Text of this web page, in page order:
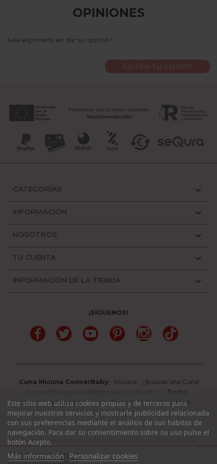
Ver opcionesexpand_more
OPINIONES
Sea el primero en dar su opinión !
Escribe tu opinión
CATEGORÍAS 
INFORMACIÓN 
NOSOTROS 
TU CUENTA 
INFORMACIÓN DE LA TIENDA 
¡SÍGUENOS!
FacebookTwitter YouTube PinterestInstagramTikTok
Cuna Micuna ConverBaby- Micuna - ¿Buscas una Cuna
Convertible que se adapte al crecimiento...
Texto :
Nuevo-Categoría:Cunas-Precio :835.00€ - Stock
Falta de existencias
Este sitio web utiliza cookies propias y de terceros para
mejorar nuestros servicios y mostrarle publicidad relacionada
con sus preferencias mediante el análisis de sus hábitos de
navegación. Para dar su consentimiento sobre su uso pulse el
botón Acepto.
Más información Personalizar cookies
Cuna Micuna ConverBaby en Álava, Albacete, Alicante, Almería, Asturias,
Real, Córdoba, La Coruña, La Rioja, Cuenca, Girona, Granada, Guadalajara,